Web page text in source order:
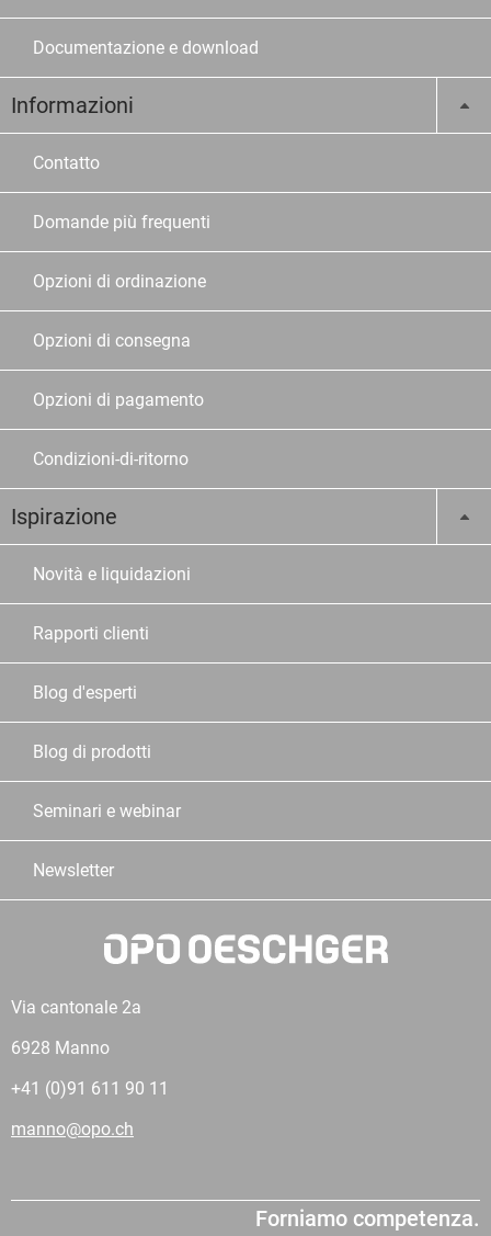
Documentazione e download
Informazioni
Contatto
Domande più frequenti
Opzioni di ordinazione
Opzioni di consegna
Opzioni di pagamento
Condizioni-di-ritorno
Ispirazione
Novità e liquidazioni
Rapporti clienti
Blog d'esperti
Blog di prodotti
Seminari e webinar
Newsletter
Via cantonale 2a
6928 Manno
+41 (0)91 611 90 11
manno@opo.ch
Forniamo competenza.